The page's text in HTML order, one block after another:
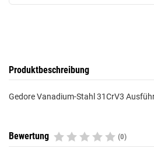
Produktbeschreibung
Gedore Vanadium-Stahl 31CrV3
Bewertung (0)